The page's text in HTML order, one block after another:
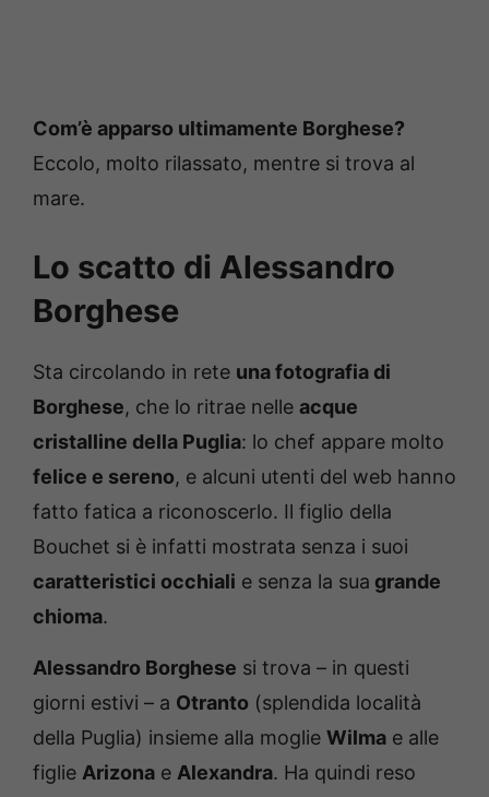
Com’è apparso ultimamente Borghese?
Eccolo, molto rilassato, mentre si trova al
mare.
Lo scatto di Alessandro
Borghese
Sta circolando in rete una fotografia di
Borghese, che lo ritrae nelle acque
cristalline della Puglia: lo chef appare molto
felice e sereno, e alcuni utenti del web hanno
fatto fatica a riconoscerlo. Il figlio della
Bouchet si è infatti mostrata senza i suoi
caratteristici occhiali e senza la sua grande
chioma.
Alessandro Borghese si trova – in questi
giorni estivi – a Otranto (splendida località
della Puglia) insieme alla moglie Wilma e alle
figlie Arizona e Alexandra. Ha quindi reso